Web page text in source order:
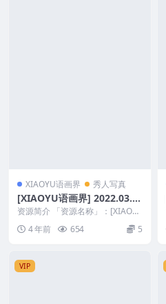
XIAOYU语画界 秀人写真
[XIAOYU语画界] 2022.03.1
8 VOL.739 杨晨晨Yome [72
+1P]
资源简介 「资源名称」：[XIAOY
4 年前 654 5
VIP